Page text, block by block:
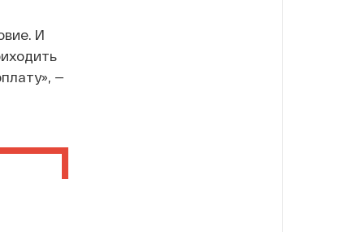
И
—